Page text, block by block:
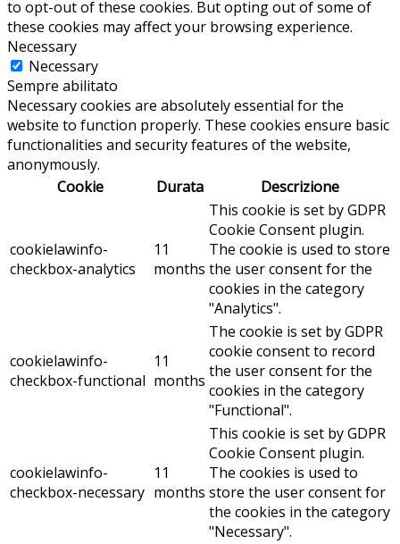
to opt-out of these cookies. But opting out of some of
these cookies may affect your browsing experience.
Necessary
Necessary
Sempre abilitato
Necessary cookies are absolutely essential for the
website to function properly. These cookies ensure basic
functionalities and security features of the website,
anonymously.
Cookie
Durata Descrizione
cookielawinfo-
checkbox-analytics
11
months
This cookie is set by GDPR
Cookie Consent plugin.
The cookie is used to store
the user consent for the
cookies in the category
"Analytics".
cookielawinfo-
checkbox-functional
11
months
The cookie is set by GDPR
cookie consent to record
the user consent for the
cookies in the category
"Functional".
cookielawinfo-
checkbox-necessary
11
months
This cookie is set by GDPR
Cookie Consent plugin.
The cookies is used to
store the user consent for
the cookies in the category
"Necessary".